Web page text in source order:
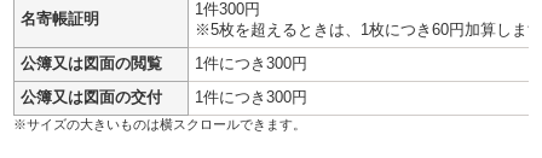
名寄帳証明
1件300円
※5枚を超えるときは、1枚につき60円加算しま
公簿又は図面の閲覧
1件につき300円
公簿又は図面の交付
1件につき300円